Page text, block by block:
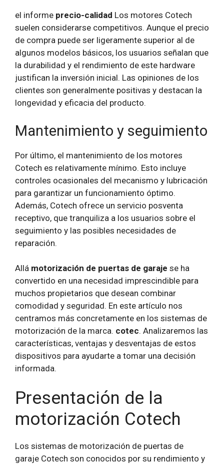
el informe precio-calidad Los motores Cotech
suelen considerarse competitivos. Aunque el precio
de compra puede ser ligeramente superior al de
algunos modelos básicos, los usuarios señalan que
la durabilidad y el rendimiento de este hardware
justifican la inversión inicial. Las opiniones de los
clientes son generalmente positivas y destacan la
longevidad y eficacia del producto.
Mantenimiento y seguimiento
Por último, el mantenimiento de los motores
Cotech es relativamente mínimo. Esto incluye
controles ocasionales del mecanismo y lubricación
para garantizar un funcionamiento óptimo.
Además, Cotech ofrece un servicio posventa
receptivo, que tranquiliza a los usuarios sobre el
seguimiento y las posibles necesidades de
reparación.
Allá motorización de puertas de garaje se ha
convertido en una necesidad imprescindible para
muchos propietarios que desean combinar
comodidad y seguridad. En este artículo nos
centramos más concretamente en los sistemas de
motorización de la marca. cotec. Analizaremos las
características, ventajas y desventajas de estos
dispositivos para ayudarte a tomar una decisión
informada.
Presentación de la
motorización Cotech
Los sistemas de motorización de puertas de
garaje Cotech son conocidos por su rendimiento y